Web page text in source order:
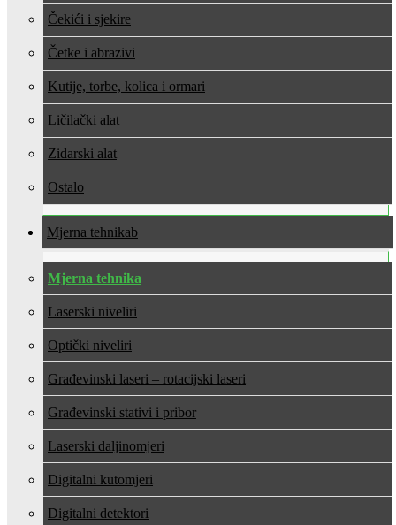
Čekići i sjekire
Četke i abrazivi
Kutije, torbe, kolica i ormari
Ličilački alat
Zidarski alat
Ostalo
Mjerna tehnika
Mjerna tehnika
Laserski niveliri
Optički niveliri
Građevinski laseri – rotacijski laseri
Građevinski stativi i pribor
Laserski daljinomjeri
Digitalni kutomjeri
Digitalni detektori